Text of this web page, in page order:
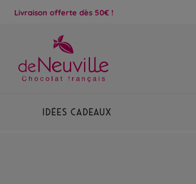
Livraison offerte dès 50€ !
Idées Cadeaux